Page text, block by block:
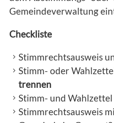
Gemeindeverwaltung
Checkliste
Stimmrechtsausweis
Stimm- oder
trennen
Stimm- und
Stimmrechtsausweis